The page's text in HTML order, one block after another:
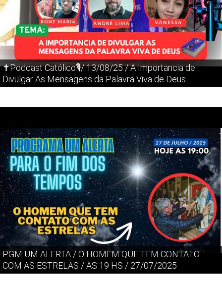
✝️Podcast Católico🎙️/ 13/08/25 / A Importancia de
Divulgar As Mensagens da Palavra Viva de Deus
PGM UM ALERTA / O HOMEM QUE TEM CONTATO
COM AS ESTRELAS / AS 19 HS / 27/07/2025